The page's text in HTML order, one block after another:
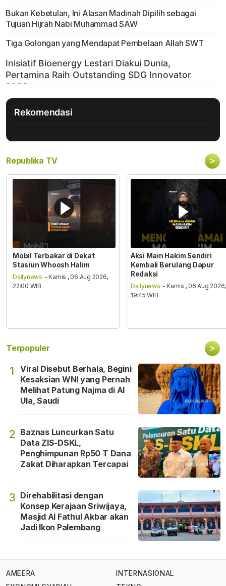
Bukan Kebetulan, Ini Alasan Madinah Dipilih sebagai
Tujuan Hijrah Nabi Muhammad SAW
Tiga Golongan yang Mendapat Pembelaan Allah SWT
Rekomendasi
Republika TV >
Mobil Terbakar di Dekat
Stasiun Whoosh Halim
Dailynews - Kamis , 06 Aug 2026,
22:00 WIB
Aksi Main Hakim Sendiri
Kembali Berulang Dapur
Redaksi
Dailynews - Kamis , 06 Aug 2026,
19:45 WIB
Terpopuler >
1
Viral Disebut Berhala, Begini
Kesaksian WNI yang Pernah
Melihat Patung Najma di Al
Ula, Saudi
2 Baznas Luncurkan Satu
Data ZIS-DSKL,
Penghimpunan Rp50 T Dana
Zakat Diharapkan Tercapai
3 Direhabilitasi dengan
Konsep Kerajaan Sriwijaya,
Masjid Al Fathul Akbar akan
Jadi Ikon Palembang
AMEERA
INTERNASIONAL